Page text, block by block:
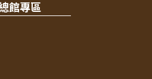
館專區